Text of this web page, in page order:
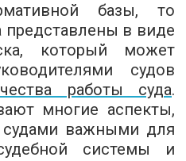
базы, то
представлены в виде
который может
судов
работы суда.
многие аспекты,
судами важными для
системы и